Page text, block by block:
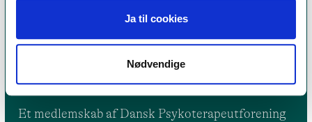
Ja til cookies
Nødvendige
Et medlemskab af Dansk Psykoterapeutforening